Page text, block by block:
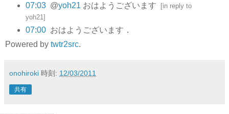
07:03 @yoh21 おはようございます [in reply to
yoh21]
07:00 おはようございます．
Powered by twtr2src.
onohiroki 時刻: 12/03/2011
共有